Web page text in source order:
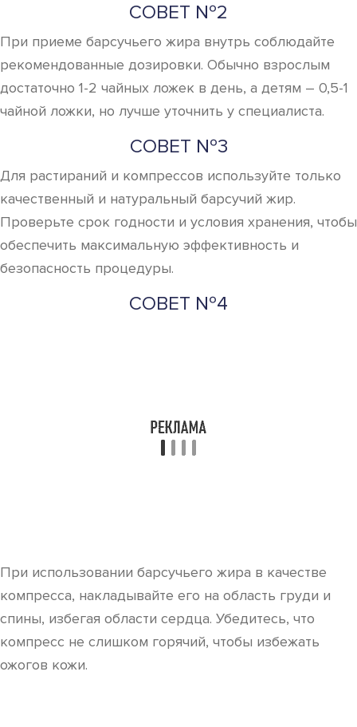
СОВЕТ №2
При приеме барсучьего жира внутрь соблюдайте
рекомендованные дозировки. Обычно взрослым
достаточно 1-2 чайных ложек в день, а детям – 0,5-1
чайной ложки, но лучше уточнить у специалиста.
СОВЕТ №3
Для растираний и компрессов используйте только
качественный и натуральный барсучий жир.
Проверьте срок годности и условия хранения, чтобы
обеспечить максимальную эффективность и
безопасность процедуры.
СОВЕТ №4
При использовании барсучьего жира в качестве
компресса, накладывайте его на область груди и
спины, избегая области сердца. Убедитесь, что
компресс не слишком горячий, чтобы избежать
ожогов кожи.